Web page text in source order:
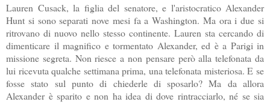
Lauren Cusack, la figlia del senatore, e l'aristocratico Alexander
Hunt si sono separati nove mesi fa a Washington. Ma ora i due si
ritrovano di nuovo nello stesso continente. Lauren sta cercando di
dimenticare il magnifico e tormentato Alexander, ed è a Parigi in
missione segreta. Non riesce a non pensare però alla telefonata da
lui ricevuta qualche settimana prima, una telefonata misteriosa. E se
fosse stato sul punto di chiederle di sposarlo? Ma da allora
Alexander è sparito e non ha idea di dove rintracciarlo, né se sia